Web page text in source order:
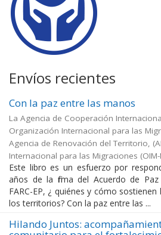
Envíos recientes
Con la paz entre las manos
La Agencia de Cooperación
Organización Internacional para las
Agencia de Renovación del Territorio,
Internacional para las Migraciones
Este libro es un esfuerzo por
años de la firma del Acuerdo de
FARC-EP, ¿ quiénes y cómo
los territorios? Con la paz entre las ...
Hilando Juntos: